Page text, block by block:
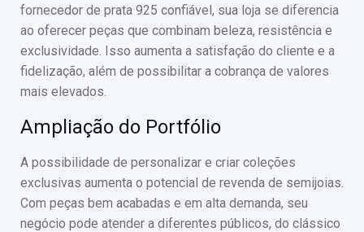
fornecedor de prata 925 confiável, sua loja se diferencia
ao oferecer peças que combinam beleza, resistência e
exclusividade. Isso aumenta a satisfação do cliente e a
fidelização, além de possibilitar a cobrança de valores
mais elevados.
Ampliação do Portfólio
A possibilidade de personalizar e criar coleções
exclusivas aumenta o potencial de revenda de semijoias.
Com peças bem acabadas e em alta demanda, seu
negócio pode atender a diferentes públicos, do clássico